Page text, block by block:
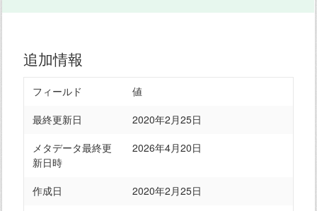
追加情報
フィールド
値
最終更新日
2020年2月25日
メタデータ最終更
新日時
2026年4月20日
作成日
2020年2月25日